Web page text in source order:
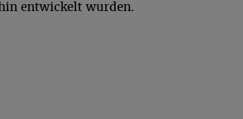
entwickelt wurden.